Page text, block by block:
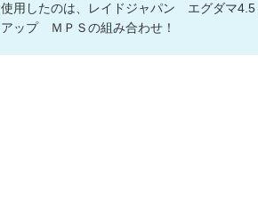
使用したのは、レイドジャパン エグダマ4.5
アップ ＭＰＳの組み合わせ！